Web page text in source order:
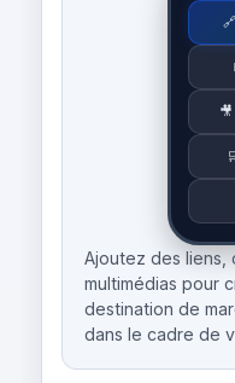
Ajoutez des
multimédias pour
destination de
dans le cadre de